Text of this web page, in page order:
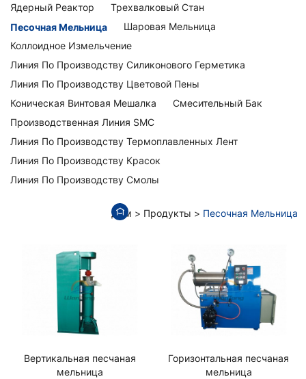
Ядерный Реактор
Трехвалковый Стан
Песочная Мельница
Шаровая Мельница
Коллоидное Измельчение
Линия По Производству Силиконового Герметика
Линия По Производству Цветовой Пены
Коническая Винтовая Мешалка
Смесительный Бак
Производственная Линия SMC
Линия По Производству Термоплавленных Лент
Линия По Производству Красок
Линия По Производству Смолы
Дом Продукты Песочная Мельница
Вертикальная песчаная
мельница
Горизонтальная песчаная
мельница